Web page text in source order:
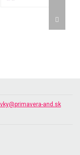
and.sk